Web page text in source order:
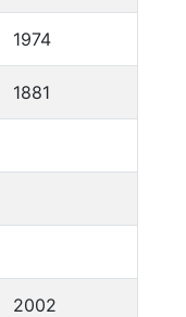
1974
1881
2002